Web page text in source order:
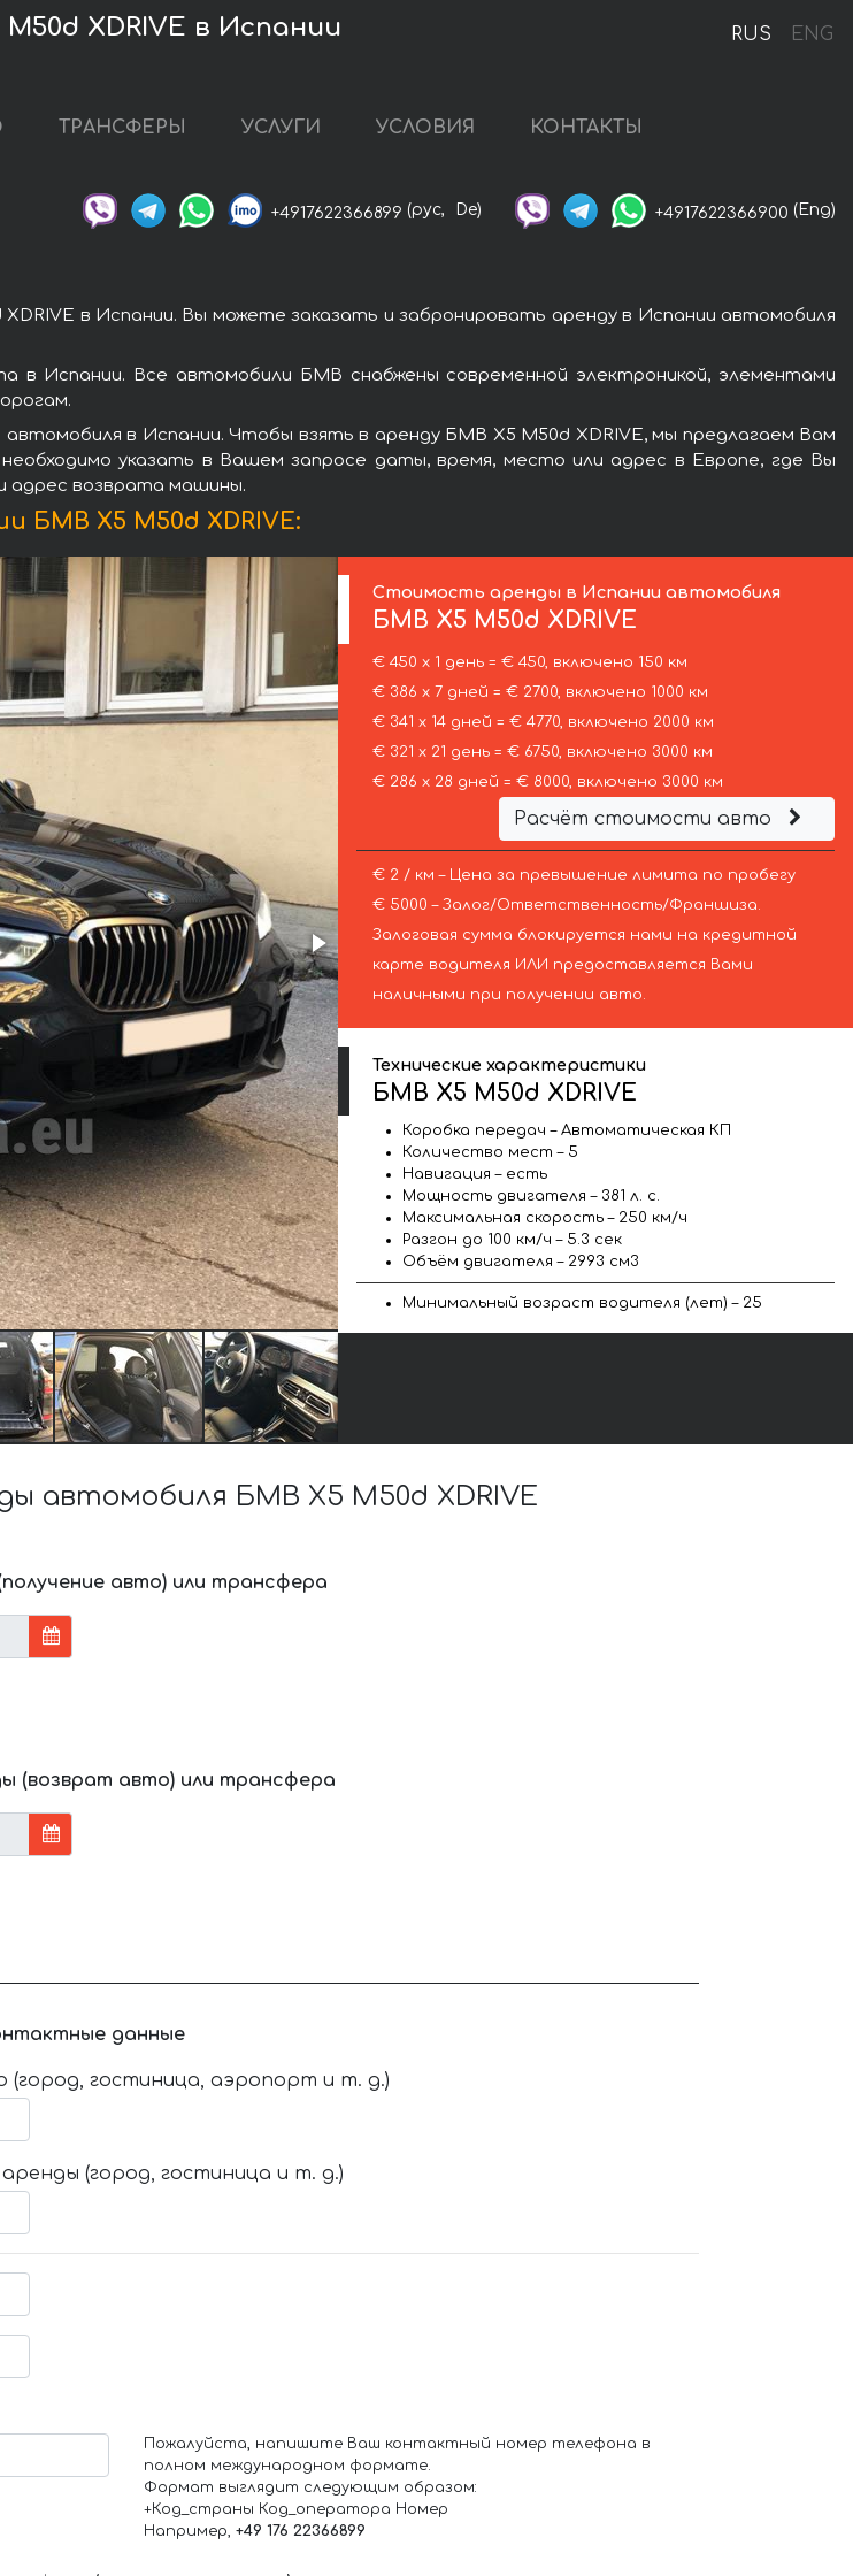
RUS ENG
XDRIVE в Испании
ТРАНСФЕРЫ УСЛУГИ УСЛОВИЯ КОНТАКТЫ
+4917622366899 (рус, De) +4917622366900 (Eng)
в Испании. Вы можете заказать и забронировать аренду в Испании автомобиля
в Испании. Все автомобили БМВ снабжены современной электроникой, элементами
в Испании. Чтобы взять в аренду БМВ X5 M50d XDRIVE, мы предлагаем Вам
указать в Вашем запросе даты, время, место или адрес в Европе, где Вы
адрес возврата машины.
БМВ X5 M50d XDRIVE:
Стоимость аренды в Испании автомобиля
БМВ X5 M50d XDRIVE
€ 450 х 1 день = € 450, включено 150 км
€ 386 х 7 дней = € 2700, включено 1000 км
€ 341 х 14 дней = € 4770, включено 2000 км
€ 321 х 21 день = € 6750, включено 3000 км
€ 286 х 28 дней = € 8000, включено 3000 км
Расчёт стоимости авто
€ 2 / км – Цена за превышение лимита по пробегу
€ 5000 – Залог/Ответственность/Франшиза.
Залоговая сумма блокируется нами на кредитной
карте водителя ИЛИ предоставляется Вами
наличными при получении авто.
Технические характеристики
БМВ X5 M50d XDRIVE
Коробка передач – Автоматическая КП
Количество мест – 5
Навигация – есть
Мощность двигателя – 381 л. с.
Максимальная скорость – 250 км/ч
Разгон до 100 км/ч – 5.3 сек
Объём двигателя – 2993 см3
Минимальный возраст водителя (лет) – 25
автомобиля БМВ X5 M50d XDRIVE
авто) или трансфера
(возврат авто) или трансфера
данные
(город, гостиница, аэропорт и т. д.)
(город, гостиница и т. д.)
Пожалуйста, напишите Ваш контактный номер телефона в
полном международном формате.
Формат выглядит следующим образом:
+Код_страны Код_оператора Номер
Например, +49 176 22366899